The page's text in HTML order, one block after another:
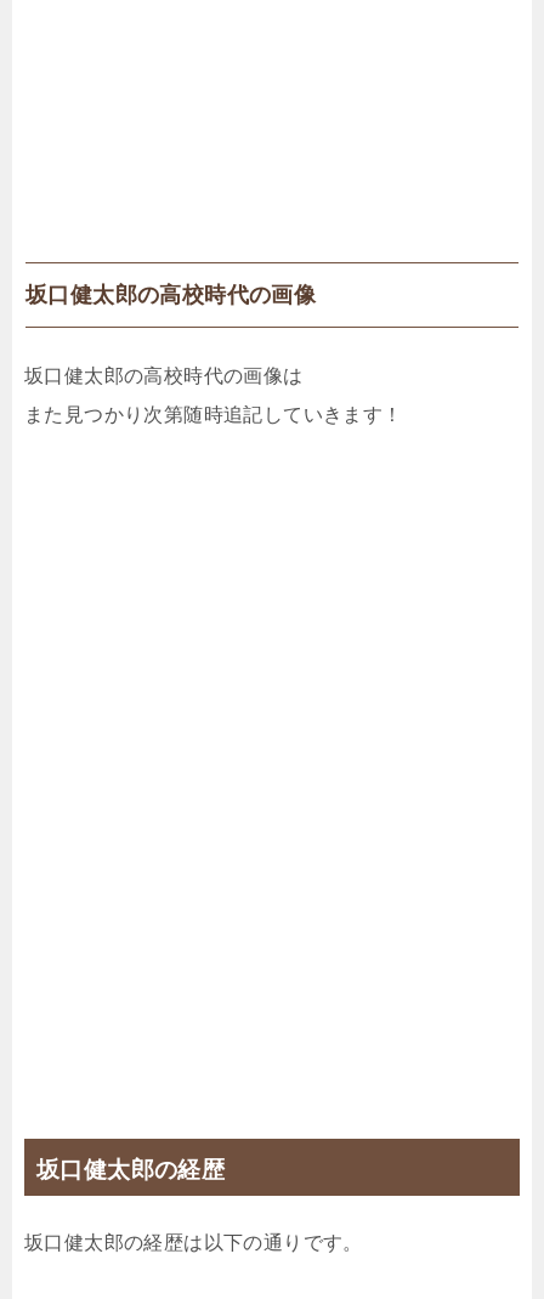
坂口健太郎の高校時代の画像
坂口健太郎の高校時代の画像は
また見つかり次第随時追記していきます！
坂口健太郎の経歴
坂口健太郎の経歴は以下の通りです。